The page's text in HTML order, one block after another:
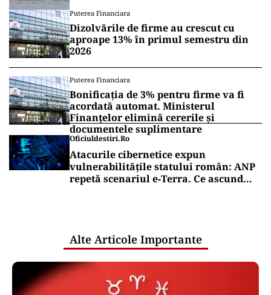
Puterea Financiara
Dizolvările de firme au crescut cu
aproape 13% în primul semestru din
2026
Puterea Financiara
Bonificația de 3% pentru firme va fi
acordată automat. Ministerul
Finanțelor elimină cererile și
documentele suplimentare
Oficiuldestiri.ro
Atacurile cibernetice expun
vulnerabilitățile statului român: ANP
repetă scenariul e‑Terra. Ce ascund
Alte Articole Importante